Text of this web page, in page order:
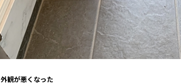
外観が悪くなった